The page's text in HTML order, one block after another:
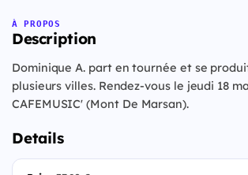
À PROPOS
Description
Dominique A. part en tournée et se
plusieurs villes. Rendez-vous le jeudi 18
CAFEMUSIC' (Mont De Marsan).
Details